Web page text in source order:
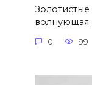
волнующая
0 99